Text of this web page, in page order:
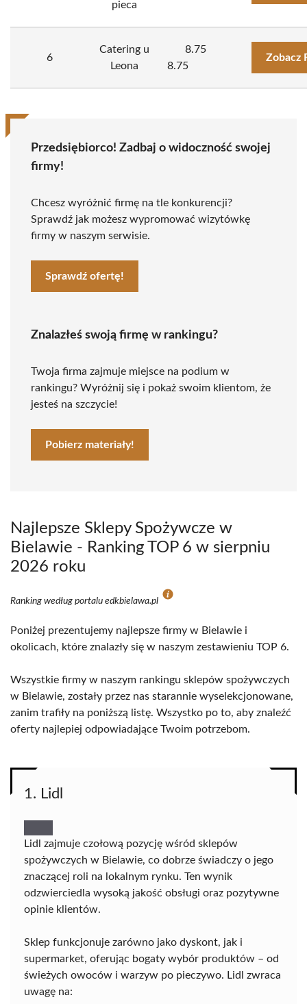
pieca
6
Catering u
Leona
8.75
8.75
Zobacz
Przedsiębiorco! Zadbaj o widoczność swojej
firmy!
Chcesz wyróżnić firmę na tle konkurencji?
Sprawdź jak możesz wypromować wizytówkę
firmy w naszym serwisie.
Sprawdź ofertę!
Znalazłeś swoją firmę w rankingu?
Twoja firma zajmuje miejsce na podium w
rankingu? Wyróżnij się i pokaż swoim klientom, że
jesteś na szczycie!
Pobierz materiały!
Najlepsze Sklepy Spożywcze w
Bielawie - Ranking TOP 6 w sierpniu
2026 roku
Ranking według portalu edkbielawa.pl
Poniżej prezentujemy najlepsze firmy w Bielawie i
okolicach, które znalazły się w naszym zestawieniu TOP 6.
Wszystkie firmy w naszym rankingu sklepów spożywczych
w Bielawie, zostały przez nas starannie wyselekcjonowane,
zanim trafiły na poniższą listę. Wszystko po to, aby znaleźć
oferty najlepiej odpowiadające Twoim potrzebom.
1. Lidl
Lidl zajmuje czołową pozycję wśród sklepów
spożywczych w Bielawie, co dobrze świadczy o jego
znaczącej roli na lokalnym rynku. Ten wynik
odzwierciedla wysoką jakość obsługi oraz pozytywne
opinie klientów.
Sklep funkcjonuje zarówno jako dyskont, jak i
supermarket, oferując bogaty wybór produktów – od
świeżych owoców i warzyw po pieczywo. Lidl zwraca
uwagę na: